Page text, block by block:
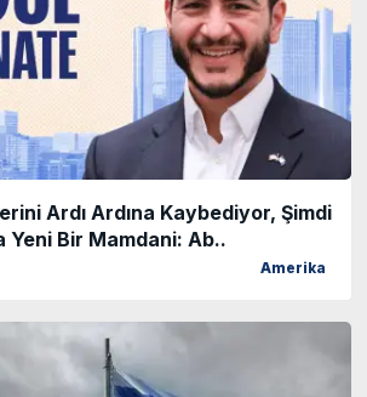
Ardı Ardına Kaybediyor, Şimdi
Yeni Bir Mamdani: Ab..
Amerika